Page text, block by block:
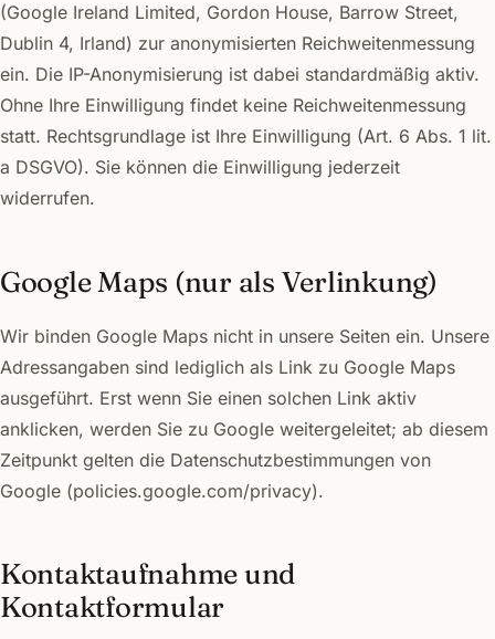
(Google Ireland Limited, Gordon House, Barrow Street,
Dublin 4, Irland) zur anonymisierten Reichweitenmessung
ein. Die IP-Anonymisierung ist dabei standardmäßig aktiv.
Ohne Ihre Einwilligung findet keine Reichweitenmessung
statt. Rechtsgrundlage ist Ihre Einwilligung (Art. 6 Abs. 1 lit.
a DSGVO). Sie können die Einwilligung jederzeit
widerrufen.
Google Maps (nur als Verlinkung)
Wir binden Google Maps nicht in unsere Seiten ein. Unsere
Adressangaben sind lediglich als Link zu Google Maps
ausgeführt. Erst wenn Sie einen solchen Link aktiv
anklicken, werden Sie zu Google weitergeleitet; ab diesem
Zeitpunkt gelten die Datenschutzbestimmungen von
Google (policies.google.com/privacy).
Kontaktaufnahme und
Kontaktformular